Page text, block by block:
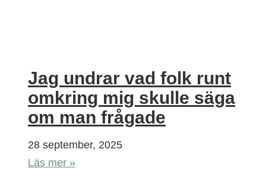
Jag undrar vad folk runt
omkring mig skulle säga
om man frågade
28 september, 2025
Läs mer »